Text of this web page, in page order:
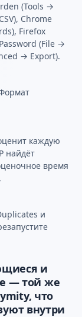
(Tools →
Chrome
Firefox
(File →
→ Export).
каждую
найдёт
время
и
и
— той же
что
внутри